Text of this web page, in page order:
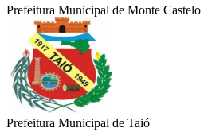
Prefeitura Municipal de Monte Castelo
Prefeitura Municipal de Taió